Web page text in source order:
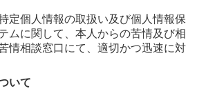
定個人情報の取扱い及び個人情報保
ムに関して、本人からの苦情及び相
情相談窓口にて、適切かつ迅速に対
いて